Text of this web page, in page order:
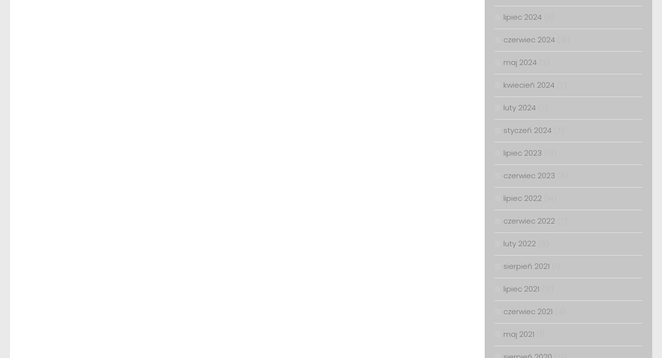
lipiec 2024
czerwiec 2024
maj 2024
kwiecień 2024
luty 2024
styczeń 2024
lipiec 2023
czerwiec 2023
lipiec 2022
czerwiec 2022
luty 2022
sierpień 2021
lipiec 2021
czerwiec 2021
maj 2021